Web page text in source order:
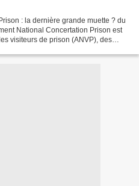
: la dernière grande muette ? du
National Concertation Prison est
visiteurs de prison (ANVP), des